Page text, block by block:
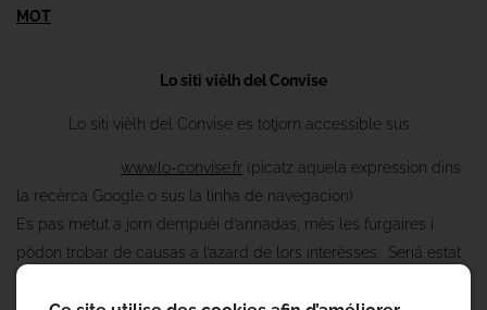
MOT
Lo siti vièlh del Convise
Lo siti vièlh del Convise es totjorn accessible sus :
www.lo-convise.fr (picatz aquela expression dins
la recèrca Google o sus la linha de navegacion)
Es pas metut a jorn dempuèi d’annadas, mès les furgaires i
pòdon trobar de causas a l’azard de lors interèsses. Seriá estat
tan plan de pas tant l'aleugierir a l'epòca.